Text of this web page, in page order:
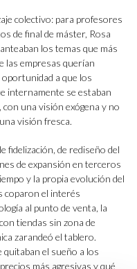
colectivo: para profesores
de final de máster, Rosa
los temas que más
las empresas querían
a que los
internamente se estaban
una visión exógena y no
visión fresca.
fidelización, de rediseño del
de expansión en terceros
y la propia evolución del
coparon el interés
al punto de venta, la
tiendas sin zona de
zarandeó el tablero.
el sueño a los
más agresivas y qué